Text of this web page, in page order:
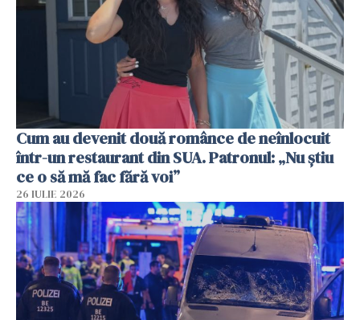
Cum au devenit două românce de neînlocuit
într-un restaurant din SUA. Patronul: „Nu știu
ce o să mă fac fără voi”
26 IULIE 2026